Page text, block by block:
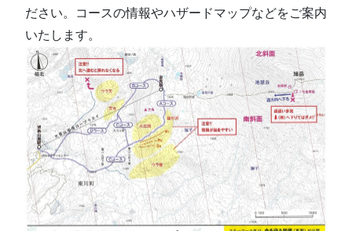
ださい。コースの情報やハザードマップなどをご案内
いたします。